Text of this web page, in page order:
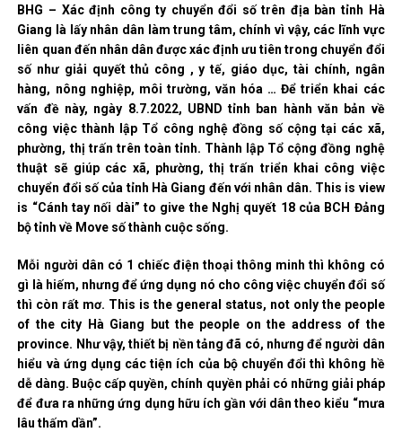
BHG – Xác định công ty chuyển đổi số trên địa bàn tỉnh Hà
Giang là lấy nhân dân làm trung tâm, chính vì vậy, các lĩnh vực
liên quan đến nhân dân được xác định ưu tiên trong chuyển đổi
số như giải quyết thủ công , y tế, giáo dục, tài chính, ngân
hàng, nông nghiệp, môi trường, văn hóa … Để triển khai các
vấn đề này, ngày 8.7.2022, UBND tỉnh ban hành văn bản về
công việc thành lập Tổ công nghệ đồng số cộng tại các xã,
phường, thị trấn trên toàn tỉnh. Thành lập Tổ cộng đồng nghệ
thuật sẽ giúp các xã, phường, thị trấn triển khai công việc
chuyển đổi số của tỉnh Hà Giang đến với nhân dân. This is view
is “Cánh tay nối dài” to give the Nghị quyết 18 của BCH Đảng
bộ tỉnh về Move số thành cuộc sống.
Mỗi người dân có 1 chiếc điện thoại thông minh thì không có
gì là hiếm, nhưng để ứng dụng nó cho công việc chuyển đổi số
thì còn rất mơ. This is the general status, not only the people
of the city Hà Giang but the people on the address of the
province. Như vậy, thiết bị nền tảng đã có, nhưng để người dân
hiểu và ứng dụng các tiện ích của bộ chuyển đổi thì không hề
dễ dàng. Buộc cấp quyền, chính quyền phải có những giải pháp
để đưa ra những ứng dụng hữu ích gần với dân theo kiểu “mưa
lâu thấm dần”.